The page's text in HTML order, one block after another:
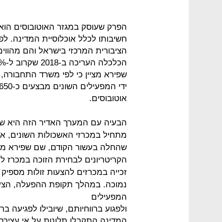
הפרק שעוסק במגזר האוטובוסים
חשיבותו לכלל אוכלוסיית המדינה.
הציבורית המרכזי בישראל והם
אוטובוסים.
הבעיה עם המערך האדיר הזה היא
מתחיל במכרזי האשכולות השונים,
שהחלה בעשור הקודם, שם שפירא
הקריטריונים לבחירת הזוכה
זכייה במכרזים להצעות זולות
נמוכה. במהלך תקופת ההפעלה,
המפעילים
ולפגוע ברווחיותם, שיובילו